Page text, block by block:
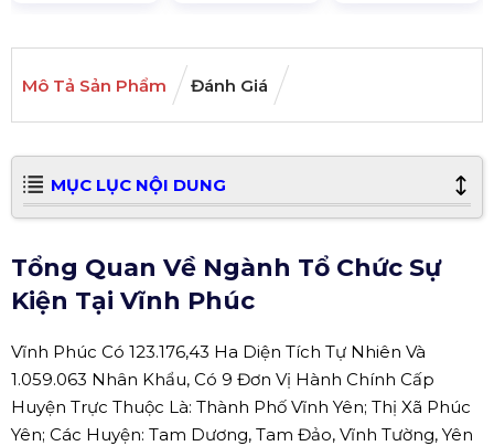
Mô Tả Sản Phẩm Đánh Giá
MỤC LỤC NỘI DUNG
Tổng Quan Về Ngành Tổ Chức Sự
Kiện Tại Vĩnh Phúc
Vĩnh Phúc Có 123.176,43 Ha Diện Tích Tự Nhiên Và
1.059.063 Nhân Khẩu, Có 9 Đơn Vị Hành Chính Cấp
Huyện Trực Thuộc Là: Thành Phố Vĩnh Yên; Thị Xã Phúc
Yên; Các Huyện: Tam Dương, Tam Đảo, Vĩnh Tường, Yên